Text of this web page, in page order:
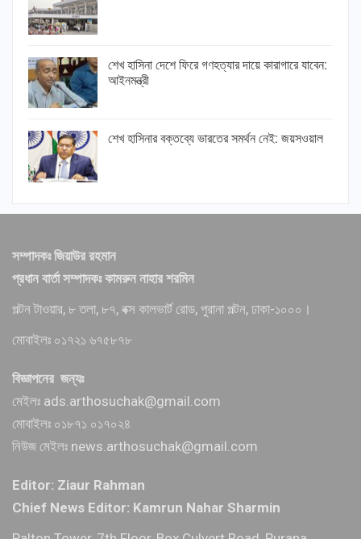
শেখ হাসিনা দেশে ফিরে গণহত্যার দায়ে কারাগারে যাবেন:
আইনমন্ত্রী
শেখ হাসিনার বক্তব্যে ভারতের সমর্থন নেই: জয়সওয়াল
সম্পাদকঃ জিয়াউর রহমান
প্রধান বার্তা সম্পাদকঃ কামরুন নাহার শরমিন
পল্টন টাওয়ার, ৮ তলা, ৮৭, বক্স কালভার্ট রোড, পুরানা পল্টন, ঢাকা-১০০০।
মোবাইলঃ ০১৭২১ ৬৭৫৮৭৮
বিজ্ঞাপনের জন্যঃ
মেইলঃ ads.arthosuchak@gmail.com
মোবাইলঃ ০১৮৭১ ০১৭০২৪
নিউজ মেইলঃ news.arthosuchak@gmail.com
Editor: Ziaur Rahman
Chief News Editor: Kamrun Nahar Sharmin